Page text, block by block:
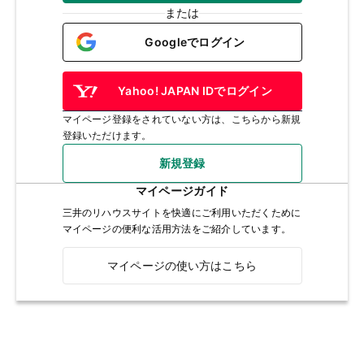
または
Googleでログイン
Yahoo! JAPAN IDでログイン
マイページ登録をされていない方は、こちらから新規
登録いただけます。
新規登録
マイページガイド
三井のリハウスサイトを快適にご利用いただくために
マイページの便利な活用方法をご紹介しています。
マイページの使い方はこちら